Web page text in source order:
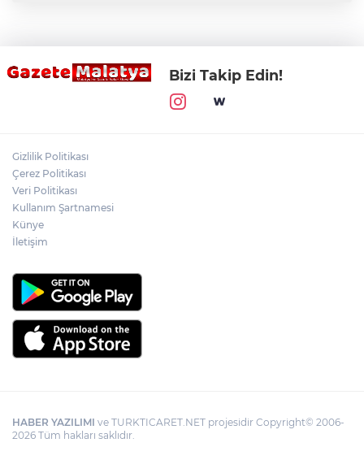
Bizi Takip Edin!
Gizlilik Politikası
Çerez Politikası
Veri Politikası
Kullanım Şartnamesi
Künye
İletişim
HABER YAZILIMI ve TURKTICARET.NET projesidir Copyright© 2006-
2026 Tüm hakları saklıdır.